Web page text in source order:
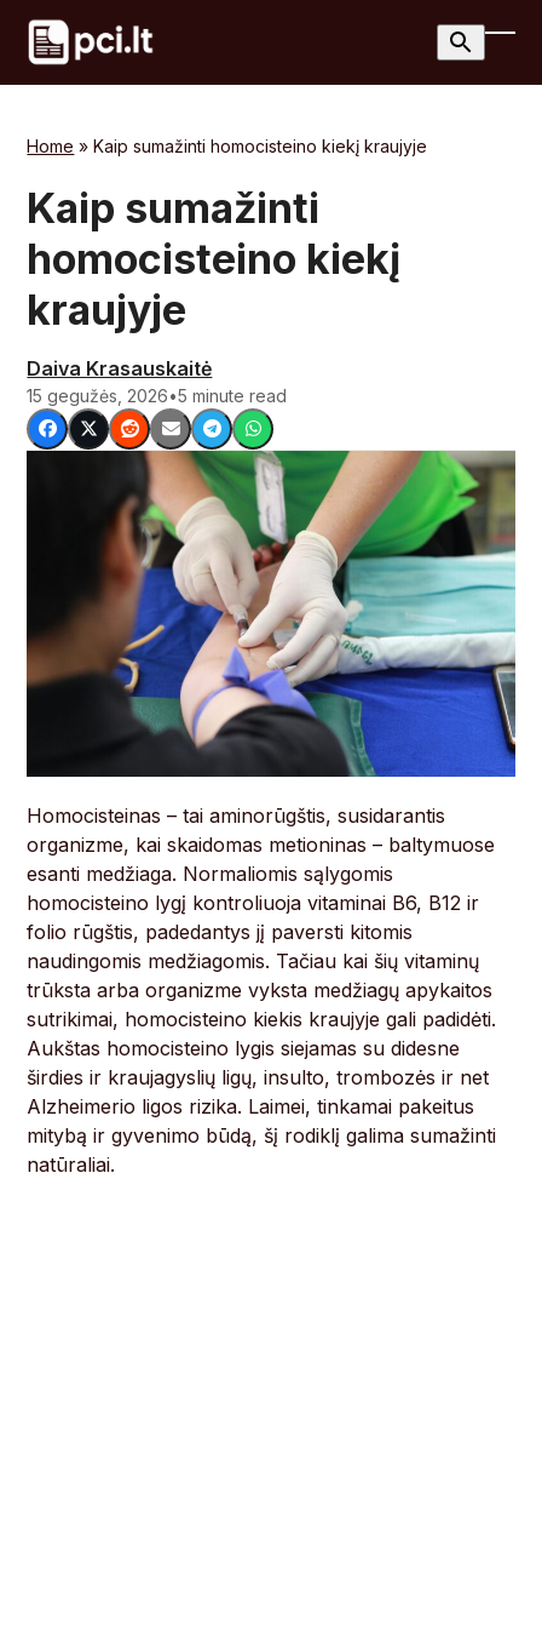
Skip
content
Home »Kaip sumažinti homocisteino kiekį kraujyje
Kaip sumažinti
homocisteino kiekį
kraujyje
Daiva Krasauskaitė
15 gegužės, 2026•5 minute read
Homocisteinas – tai aminorūgštis, susidarantis
organizme, kai skaidomas metioninas – baltymuose
esanti medžiaga. Normaliomis sąlygomis
homocisteino lygį kontroliuoja vitaminai B6, B12 ir
folio rūgštis, padedantys jį paversti kitomis
naudingomis medžiagomis. Tačiau kai šių vitaminų
trūksta arba organizme vyksta medžiagų apykaitos
sutrikimai, homocisteino kiekis kraujyje gali padidėti.
Aukštas homocisteino lygis siejamas su didesne
širdies ir kraujagyslių ligų, insulto, trombozės ir net
Alzheimerio ligos rizika. Laimei, tinkamai pakeitus
mitybą ir gyvenimo būdą, šį rodiklį galima sumažinti
natūraliai.